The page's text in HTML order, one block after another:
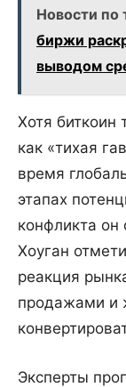
Новости по
биржи
выводом
Хотя биткоин
как «тихая
время
этапах
конфликта
Хоуган
реакция
продажами и
Эксперты